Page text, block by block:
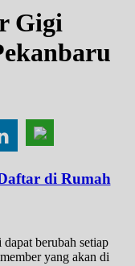
Gigi
di Rumah
dapat berubah setiap
yang akan di